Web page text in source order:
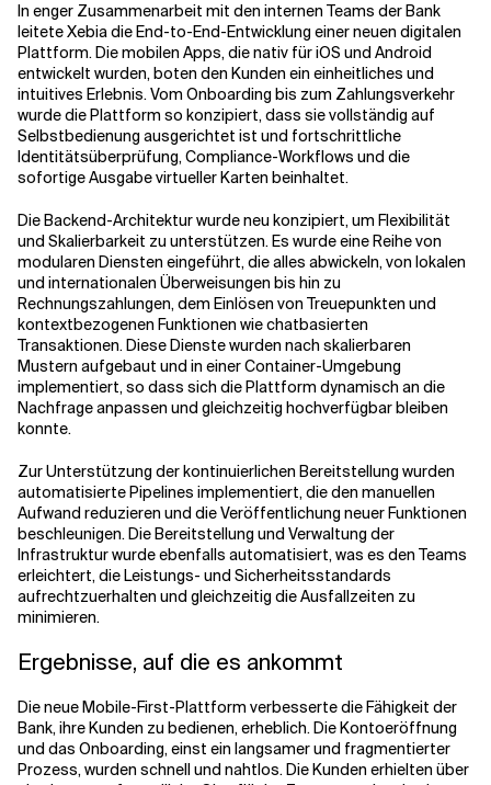
In enger Zusammenarbeit mit den internen Teams der Bank
leitete Xebia die End-to-End-Entwicklung einer neuen digitalen
Plattform. Die mobilen Apps, die nativ für iOS und Android
entwickelt wurden, boten den Kunden ein einheitliches und
intuitives Erlebnis. Vom Onboarding bis zum Zahlungsverkehr
wurde die Plattform so konzipiert, dass sie vollständig auf
Selbstbedienung ausgerichtet ist und fortschrittliche
Identitätsüberprüfung, Compliance-Workflows und die
sofortige Ausgabe virtueller Karten beinhaltet.
Die Backend-Architektur wurde neu konzipiert, um Flexibilität
und Skalierbarkeit zu unterstützen. Es wurde eine Reihe von
modularen Diensten eingeführt, die alles abwickeln, von lokalen
und internationalen Überweisungen bis hin zu
Rechnungszahlungen, dem Einlösen von Treuepunkten und
kontextbezogenen Funktionen wie chatbasierten
Transaktionen. Diese Dienste wurden nach skalierbaren
Mustern aufgebaut und in einer Container-Umgebung
implementiert, so dass sich die Plattform dynamisch an die
Nachfrage anpassen und gleichzeitig hochverfügbar bleiben
konnte.
Zur Unterstützung der kontinuierlichen Bereitstellung wurden
automatisierte Pipelines implementiert, die den manuellen
Aufwand reduzieren und die Veröffentlichung neuer Funktionen
beschleunigen. Die Bereitstellung und Verwaltung der
Infrastruktur wurde ebenfalls automatisiert, was es den Teams
erleichtert, die Leistungs- und Sicherheitsstandards
aufrechtzuerhalten und gleichzeitig die Ausfallzeiten zu
minimieren.
Ergebnisse, auf die es ankommt
Die neue Mobile-First-Plattform verbesserte die Fähigkeit der
Bank, ihre Kunden zu bedienen, erheblich. Die Kontoeröffnung
und das Onboarding, einst ein langsamer und fragmentierter
Prozess, wurden schnell und nahtlos. Die Kunden erhielten über